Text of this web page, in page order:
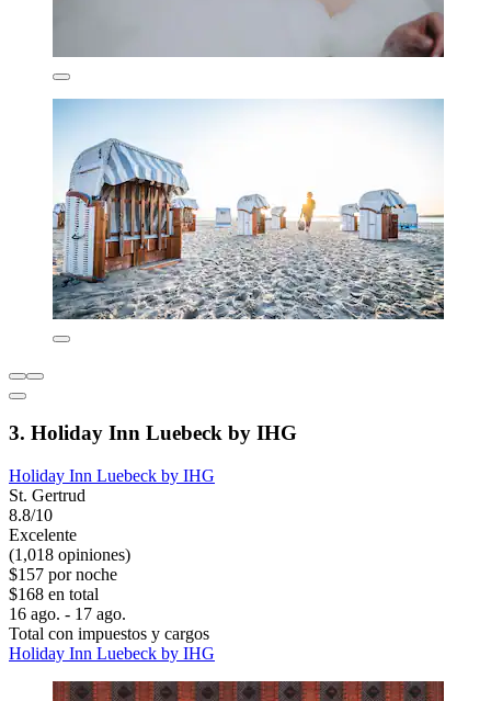
3. Holiday Inn Luebeck by IHG
Holiday Inn Luebeck by IHG
St. Gertrud
8.8/10
Excelente
(1,018 opiniones)
$157 por noche
$168 en total
16 ago. - 17 ago.
Total con impuestos y cargos
Holiday Inn Luebeck by IHG